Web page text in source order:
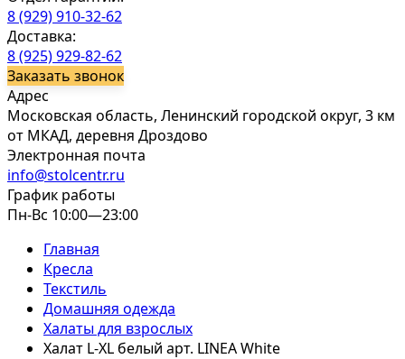
8 (929) 910-32-62
Доставка:
8 (925) 929-82-62
Заказать звонок
Адрес
Московская область, Ленинский городской округ, 3 км
от МКАД, деревня Дроздово
Электронная почта
info@stolcentr.ru
График работы
Пн-Вс 10:00—23:00
Главная
Кресла
Текстиль
Домашняя одежда
Халаты для взрослых
Халат L-XL белый арт. LINEA White